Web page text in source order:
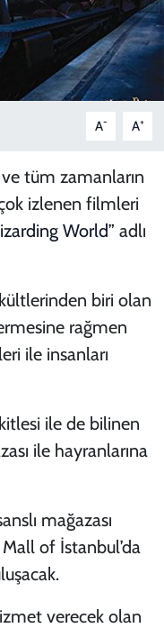
A- A+
tüm zamanların
izlenen filmleri
World” adlı
biri olan
rağmen
ile insanları
ile de bilinen
ile hayranlarına
mağazası
Mall of İstanbul’da
verecek olan